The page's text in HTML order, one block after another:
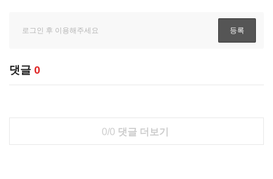
댓글 0
0/0 댓글 더보기